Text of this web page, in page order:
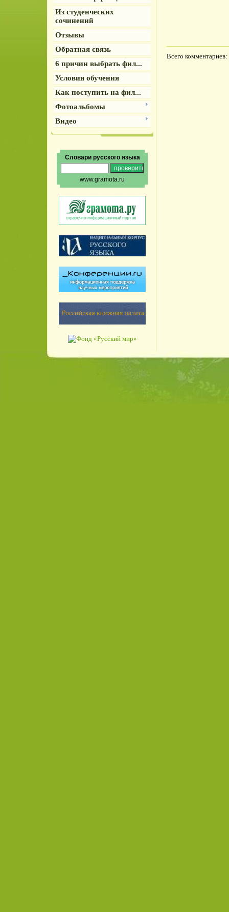
Из студенческих
сочинений
Отзывы
Обратная связь
6 причин выбрать фил...
Условия обучения
Как поступить на фил...
Фотоальбомы
Видео
Словари русского языка
www.gramota.ru
Всего комментариев: